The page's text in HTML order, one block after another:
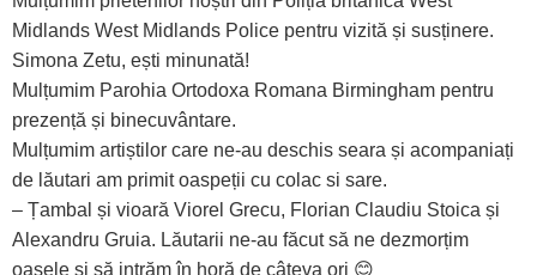
Midlands West Midlands Police pentru vizită și susținere.
Simona Zetu, ești minunată!
Mulțumim Parohia Ortodoxa Romana Birmingham pentru
prezență și binecuvântare.
Mulțumim artiștilor care ne-au deschis seara și acompaniați
de lăutari am primit oaspeții cu colac si sare.
– Țambal și vioară Viorel Grecu, Florian Claudiu Stoica și
Alexandru Gruia. Lăutarii ne-au făcut să ne dezmorțim
oasele și să intrăm în horă de câteva ori 😊